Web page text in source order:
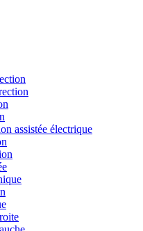
assistée électrique